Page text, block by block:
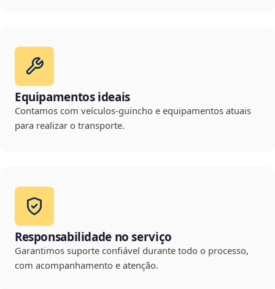
Equipamentos ideais
Contamos com veículos-guincho e equipamentos atuais
para realizar o transporte.
Responsabilidade no serviço
Garantimos suporte confiável durante todo o processo,
com acompanhamento e atenção.